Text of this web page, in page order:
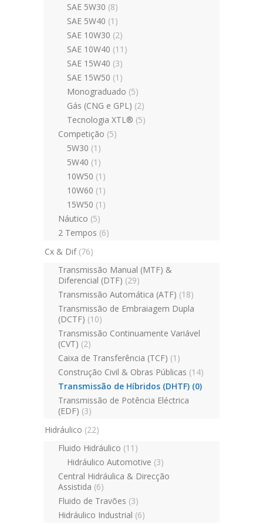
SAE 5W30 (8)
SAE 5W40 (1)
SAE 10W30 (2)
SAE 10W40 (11)
SAE 15W40 (3)
SAE 15W50 (1)
Monograduado (5)
Gás (CNG e GPL) (2)
Tecnologia XTL® (5)
Competição (5)
5W30 (1)
5W40 (1)
10W50 (1)
10W60 (1)
15W50 (1)
Náutico (5)
2 Tempos (6)
Cx & Dif (76)
Transmissão Manual (MTF) &
Diferencial (DTF) (29)
Transmissão Automática (ATF) (18)
Transmissão de Embraiagem Dupla
(DCTF) (10)
Transmissão Continuamente Variável
(CVT) (2)
Caixa de Transferência (TCF) (1)
Construção Civil & Obras Públicas (14)
Transmissão de Híbridos (DHTF) (0)
Transmissão de Potência Eléctrica
(EDF) (3)
Hidráulico (22)
Fluido Hidráulico (11)
Hidráulico Automotive (3)
Central Hidráulica & Direcção
Assistida (6)
Fluido de Travões (3)
Hidráulico Industrial (6)